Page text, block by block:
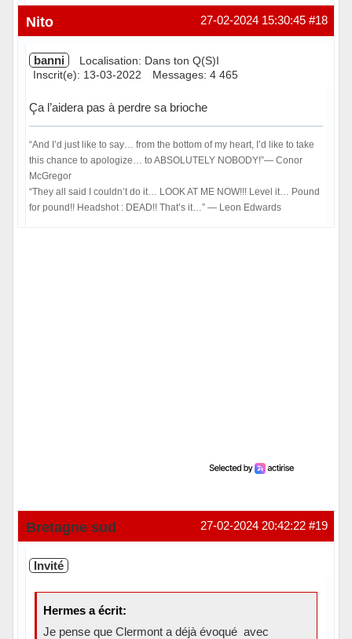
Hors ligne #18
27-02-2024 15:30:45
Nito
banni
Localisation: Dans ton Q(S)I
Inscrit(e): 13-03-2022
Messages: 4 465
Ça l’aidera pas à perdre sa brioche
“And I’d just like to say… from the bottom of my heart, I’d like to take
this chance to apologize… to ABSOLUTELY NOBODY!”― Conor
McGregor
“They all said I couldn’t do it… LOOK AT ME NOW!!! Level it… Pound
for pound!! Headshot : DEAD!! That’s it…” ― Leon Edwards
#19
27-02-2024 20:42:22
Bretagne sud
Invité
Hermes a écrit:
Je pense que Clermont a déjà évoqué avec